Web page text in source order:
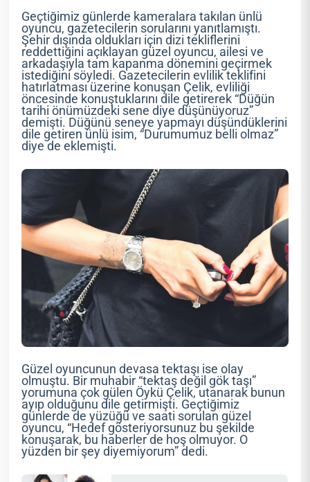
Geçtiğimiz günlerde kameralara takılan ünlü
oyuncu, gazetecilerin sorularını yanıtlamıştı.
Şehir dışında oldukları için dizi tekliflerini
reddettiğini açıklayan güzel oyuncu, ailesi ve
arkadaşıyla tam kapanma dönemini geçirmek
istediğini söyledi. Gazetecilerin evlilik teklifini
hatırlatması üzerine konuşan Çelik, evliliği
öncesinde konuştuklarını dile getirerek “Düğün
tarihi önümüzdeki sene diye düşünüyoruz”
demişti. Düğünü seneye yapmayı düşündüklerini
dile getiren ünlü isim, “Durumumuz belli olmaz”
diye de eklemişti.
Güzel oyuncunun devasa tektaşı ise olay
olmuştu. Bir muhabir “tektaş değil gök taşı”
yorumuna çok gülen Öykü Çelik, utanarak bunun
ayıp olduğunu dile getirmişti. Geçtiğimiz
günlerde de yüzüğü ve saati sorulan güzel
oyuncu, “Hedef gösteriyorsunuz bu şekilde
konuşarak, bu haberler de hoş olmuyor. O
yüzden bir şey diyemiyorum” dedi.